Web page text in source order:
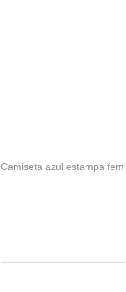
Camiseta azul estampa